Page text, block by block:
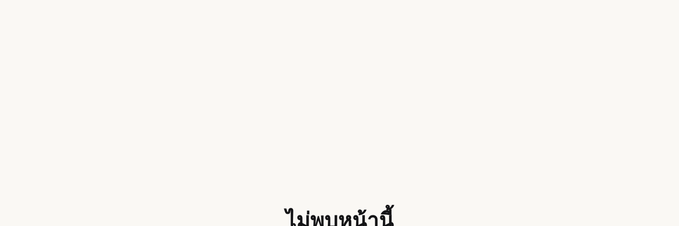
ไม่พบหน้านี้